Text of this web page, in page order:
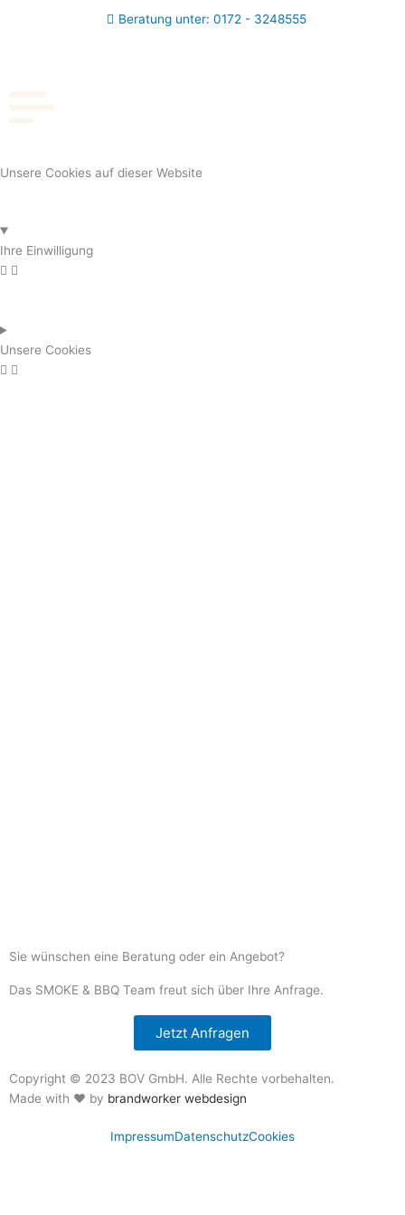
Beratung unter: 0172 - 3248555
Unsere Cookies auf dieser Website
Ihre Einwilligung
Unsere Cookies
Sie wünschen eine Beratung oder ein Angebot?
Das SMOKE & BBQ Team freut sich über Ihre Anfrage.
Jetzt Anfragen
Copyright © 2023 BOV GmbH. Alle Rechte vorbehalten.
Made with ❤ by brandworker webdesign
ImpressumDatenschutzCookies